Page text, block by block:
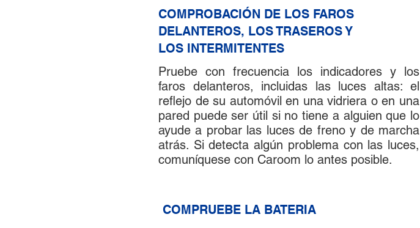
COMPROBACIÓN DE LOS FAROS
DELANTEROS, LOS TRASEROS Y
LOS INTERMITENTES
Pruebe con frecuencia los indicadores y los
faros delanteros, incluidas las luces altas: el
reflejo de su automóvil en una vidriera o en una
pared puede ser útil si no tiene a alguien que lo
ayude a probar las luces de freno y de marcha
atrás. Si detecta algún problema con las luces,
comuníquese con Caroom lo antes posible.
COMPRUEBE LA BATERIA